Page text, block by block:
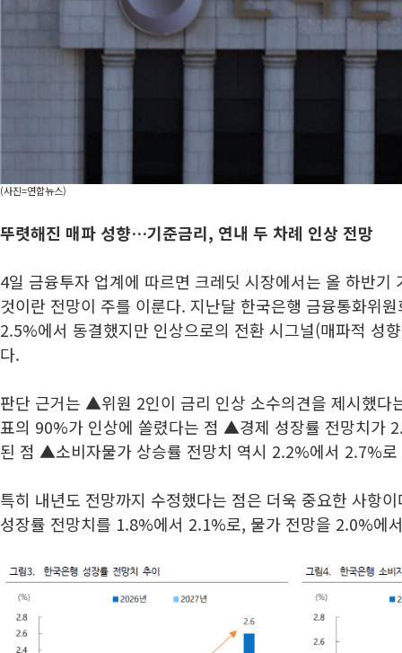
(사진=연합뉴스)
뚜렷해진 매파 성향…기준금리, 연내 두 차례 인상 전망
4일 금융투자 업계에 따르면 크레딧 시장에서는 올 하반기
것이란 전망이 주를 이룬다. 지난달 한국은행 금융통화위
2.5%에서 동결했지만 인상으로의 전환 시그널(매파적 성
다.
판단 근거는 ▲위원 2인이 금리 인상 소수의견을 제시했
표의 90%가 인상에 쏠렸다는 점 ▲경제 성장률 전망치가
된 점 ▲소비자물가 상승률 전망치 역시 2.2%에서 2.7%로
특히 내년도 전망까지 수정했다는 점은 더욱 중요한 사항
성장률 전망치를 1.8%에서 2.1%로, 물가 전망을 2.0%에